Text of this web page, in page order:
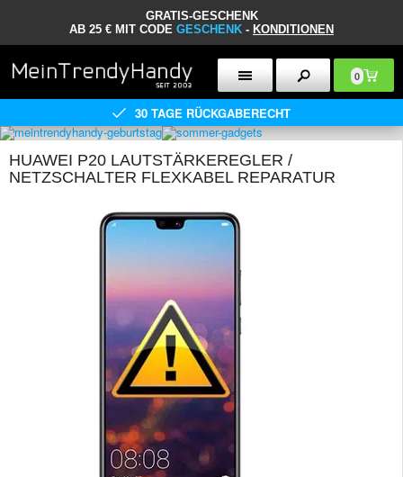
GRATIS-GESCHENK
AB 25 € MIT CODE GESCHENK - KONDITIONEN
0
30 TAGE RÜCKGABERECHT
HUAWEI P20 LAUTSTÄRKEREGLER /
NETZSCHALTER FLEXKABEL REPARATUR